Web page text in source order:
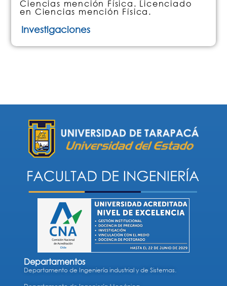
Ciencias mención Física. Licenciado
en Ciencias mención Física.
Investigaciones
Departamentos
Departamento de Ingeniería industrial y de Sistemas.